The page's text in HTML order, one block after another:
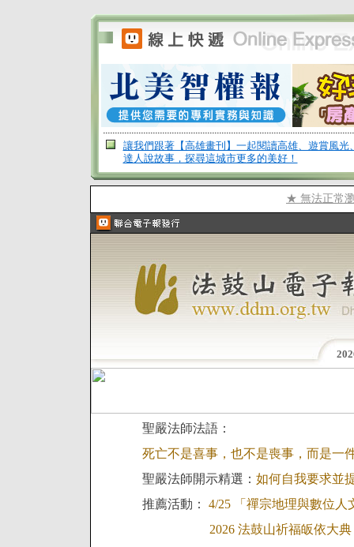
讓我們跟著【高雄畫刊】一起閱讀高雄、遊賞風光
達人說故事，探尋這城市更多的美好！
★ 無法正常
聖嚴法師法語：
死亡不是喜事，也不是喪事，而是一
聖嚴法師開示精選： 如何自我要求並
推薦活動：
4/25 「禪宗地理與數位
2026 法鼓山祈福皈依大典